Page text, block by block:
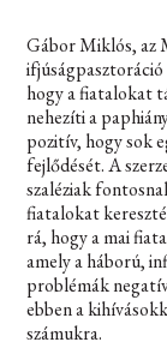
Gábor Miklós, az
hogy a fiatalokat
nehezíti a
pozitív, hogy sok
fejlődését. A
szaléziak
fiatalokat
rá, hogy a mai
amely a háború,
problémák
ebben a
számukra.